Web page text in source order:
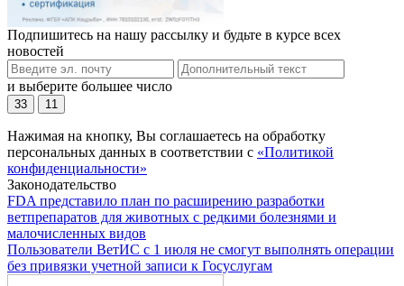
Подпишитесь на нашу рассылку и будьте в курсе всех
новостей
и выберите большее число
33 11
Нажимая на кнопку, Вы соглашаетесь на обработку
персональных данных в соответствии с «Политикой
конфиденциальности»
Законодательство
FDA представило план по расширению разработки
ветпрепаратов для животных с редкими болезнями и
малочисленных видов
Пользователи ВетИС с 1 июля не смогут выполнять операции
без привязки учетной записи к Госуслугам